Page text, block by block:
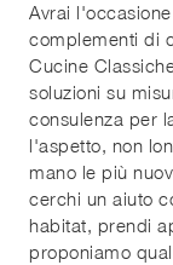
Avrai
complementi di
Cucine
soluzioni su
consulenza per
l'aspetto, non
mano le più
cerchi un aiuto
habitat, prendi
proponiamo